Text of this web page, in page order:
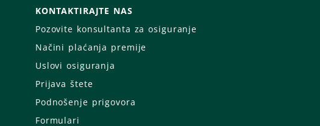
KONTAKTIRAJTE NAS
Pozovite konsultanta za osiguranje
Načini plaćanja premije
Uslovi osiguranja
Prijava štete
Podnošenje prigovora
Formulari